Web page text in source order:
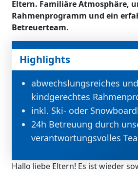
Eltern. Familiäre Atmosphäre,
Rahmenprogramm und ein
Betreuerteam.
Highlights
abwechslungsreiches und
kindgerechtes
inkl. Ski- oder
24h Betreuung durch
verantwortungsvolles
Hallo liebe Eltern! Es ist wieder